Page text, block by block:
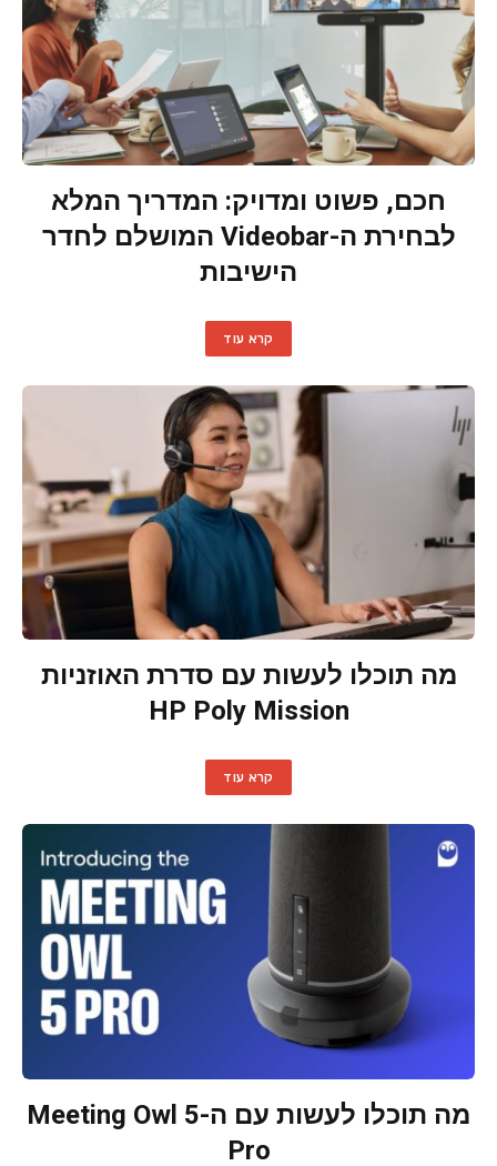
חכם, פשוט ומדויק: המדריך המלא
לבחירת ה-Videobar המושלם לחדר
הישיבות
קרא עוד
מה תוכלו לעשות עם סדרת האוזניות
HP Poly Mission
קרא עוד
מה תוכלו לעשות עם ה-Meeting Owl 5
Pro